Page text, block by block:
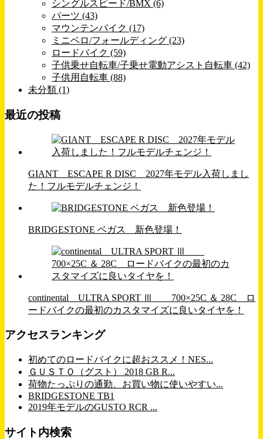
シングルスピード/BMX (6)
パーツ (43)
マウンテンバイク (17)
ミニベロ/フォールディング (23)
ロードバイク (59)
子供乗せ自転車/子乗せ電動アシスト自転車 (42)
子供用自転車 (88)
未分類 (1)
最近の投稿
GIANT ESCAPE R DISC 2027年モデル入荷しまし
た！フルモデルチェンジ！
BRIDGESTONE ベガス 新色登場！
continental ULTRA SPORT Ⅲ 700×25C ＆ 28C ロ
ードバイクの最初のカスタマイズに良いタイヤを！
アクセスランキング
初めてのロードバイクに超おススメ！NES...
ＧＵＳＴＯ（グスト） 2018 GB R...
荷物たっぷりの通勤、お買い物に使いやすい...
BRIDGESTONE TB1
2019年モデルのGUSTO RCR ...
サイト内検索